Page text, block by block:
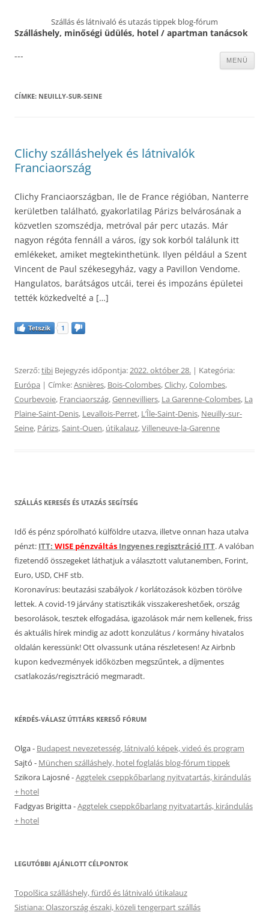
Szállás és látnivaló és utazás tippek blog-fórum
Szálláshely, minőségi üdülés, hotel / apartman tanácsok
MENÜ
---
CÍMKE: NEUILLY-SUR-SEINE
Clichy szálláshelyek és látnivalók
Franciaország
Clichy Franciaországban, Ile de France régióban, Nanterre
kerületben található, gyakorlatilag Párizs belvárosának a
közvetlen szomszédja, metróval pár perc utazás. Már
nagyon régóta fennáll a város, így sok korból találunk itt
emlékeket, amiket megtekinthetünk. Ilyen például a Szent
Vincent de Paul székesegyház, vagy a Pavillon Vendome.
Hangulatos, barátságos utcái, terei és impozáns épületei
tették közkedvelté a […]
Tetszik 1
Szerző:tibi Bejegyzés időpontja:2022. október 28. | Kategória:
Európa | Címke:Asnières, Bois-Colombes,Clichy,Colombes,
Courbevoie, Franciaország,Gennevilliers, La Garenne-Colombes, La
Plaine-Saint-Denis, Levallois-Perret, LʼÎle-Saint-Denis, Neuilly-sur-
Seine, Párizs,Saint-Ouen, útikalauz,Villeneuve-la-Garenne
SZÁLLÁS KERESÉS ÉS UTAZÁS SEGÍTSÉG
Idő és pénz spórolható külföldre utazva, illetve onnan haza utalva
pénzt: ITT: WISE pénzváltás Ingyenes regisztráció ITT. A valóban
fizetendő összegeket láthatjuk a választott valutanemben, Forint,
Euro, USD, CHF stb.
Koronavírus: beutazási szabályok / korlátozások közben törölve
lettek. A covid-19 járvány statisztikák visszakereshetőek, ország
besorolások, tesztek elfogadása, igazolások már nem kellenek, friss
és aktuális hírek mindig az adott konzulátus / kormány hivatalos
oldalán keressünk! Ott olvassunk utána részletesen! Az Airbnb
kupon kedvezmények időközben megszűntek, a díjmentes
csatlakozás/regisztráció megmaradt.
KÉRDÉS-VÁLASZ ÚTITÁRS KERESŐ FÓRUM
Olga- Budapest nevezetesség, látnivaló képek, videó és program
Sajtó - München szálláshely, hotel foglalás blog-fórum tippek
Szikora Lajosné-Aggtelek cseppkőbarlang nyitvatartás, kirándulás
+ hotel
Fadgyas Brigitta-Aggtelek cseppkőbarlang nyitvatartás, kirándulás
+ hotel
LEGUTÓBBI AJÁNLOTT CÉLPONTOK
Topolšica szálláshely, fürdő és látnivaló útikalauz
Sistiana: Olaszország északi, közeli tengerpart szállás